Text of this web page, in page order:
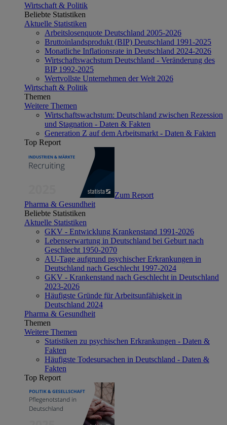
Wirtschaft & Politik
Beliebte Statistiken
Aktuelle Statistiken
Arbeitslosenquote Deutschland 2005-2026
Bruttoinlandsprodukt (BIP) Deutschland 1991-2025
Monatliche Inflationsrate in Deutschland 2024-2026
Wirtschaftswachstum Deutschland - Veränderung des
BIP 1992-2025
Wertvollste Unternehmen der Welt 2026
Wirtschaft & Politik
Themen
Weitere Themen
Wirtschaftswachstum: Deutschland zwischen Rezession
und Stagnation - Daten & Fakten
Generation Z auf dem Arbeitsmarkt - Daten & Fakten
Top Report
Zum Report
Pharma & Gesundheit
Beliebte Statistiken
Aktuelle Statistiken
GKV - Entwicklung Krankenstand 1991-2026
Lebenserwartung in Deutschland bei Geburt nach
Geschlecht 1950-2070
AU-Tage aufgrund psychischer Erkrankungen in
Deutschland nach Geschlecht 1997-2024
GKV - Krankenstand nach Geschlecht in Deutschland
2023-2026
Häufigste Gründe für Arbeitsunfähigkeit in
Deutschland 2024
Pharma & Gesundheit
Themen
Weitere Themen
Statistiken zu psychischen Erkrankungen - Daten &
Fakten
Häufigste Todesursachen in Deutschland - Daten &
Fakten
Top Report